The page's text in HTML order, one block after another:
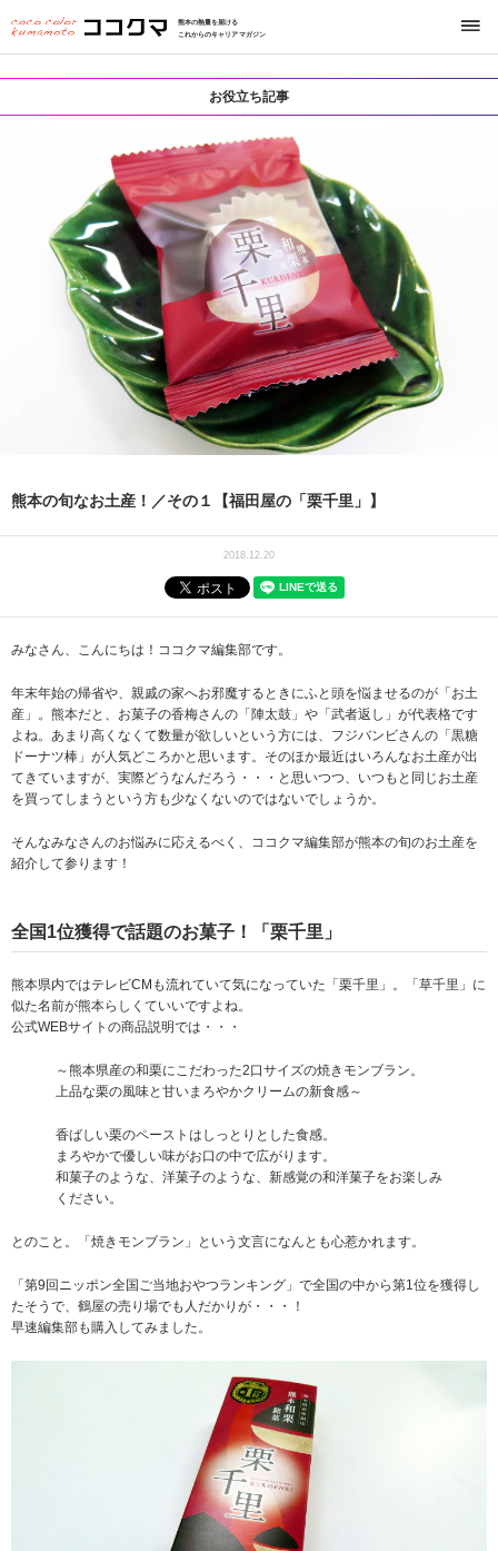
熊本の熱量を届ける
これからのキャリアマガジン
お役立ち記事
熊本の旬なお土産！／その１【福田屋の「栗千里」】
2018.12.20
みなさん、こんにちは！ココクマ編集部です。
年末年始の帰省や、親戚の家へお邪魔するときにふと頭を悩ませるのが「お土
産」。熊本だと、お菓子の香梅さんの「陣太鼓」や「武者返し」が代表格です
よね。あまり高くなくて数量が欲しいという方には、フジバンビさんの「黒糖
ドーナツ棒」が人気どころかと思います。そのほか最近はいろんなお土産が出
てきていますが、実際どうなんだろう・・・と思いつつ、いつもと同じお土産
を買ってしまうという方も少なくないのではないでしょうか。
そんなみなさんのお悩みに応えるべく、ココクマ編集部が熊本の旬のお土産を
紹介して参ります！
全国1位獲得で話題のお菓子！「栗千里」
熊本県内ではテレビCMも流れていて気になっていた「栗千里」。「草千里」に
似た名前が熊本らしくていいですよね。
公式WEBサイトの商品説明では・・・
～熊本県産の和栗にこだわった2口サイズの焼きモンブラン。
上品な栗の風味と甘いまろやかクリームの新食感～
香ばしい栗のペーストはしっとりとした食感。
まろやかで優しい味がお口の中で広がります。
和菓子のような、洋菓子のような、新感覚の和洋菓子をお楽しみ
ください。
とのこと。「焼きモンブラン」という文言になんとも心惹かれます。
「第9回ニッポン全国ご当地おやつランキング」で全国の中から第1位を獲得し
たそうで、鶴屋の売り場でも人だかりが・・・！
早速編集部も購入してみました。